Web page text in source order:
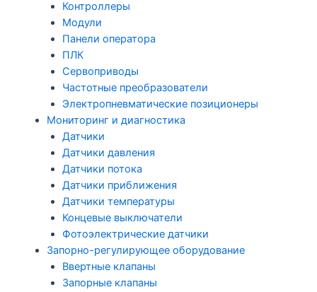
Контроллеры
Модули
Панели оператора
ПЛК
Сервоприводы
Частотные преобразователи
Электропневматические позиционеры
Мониторинг и диагностика
Датчики
Датчики давления
Датчики потока
Датчики приближения
Датчики температуры
Концевые выключатели
Фотоэлектрические датчики
Запорно-регулирующее оборудование
Ввертные клапаны
Запорные клапаны